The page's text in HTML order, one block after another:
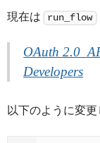
現在は run_flow
OAuth 2.0
Developers
以下のように変更